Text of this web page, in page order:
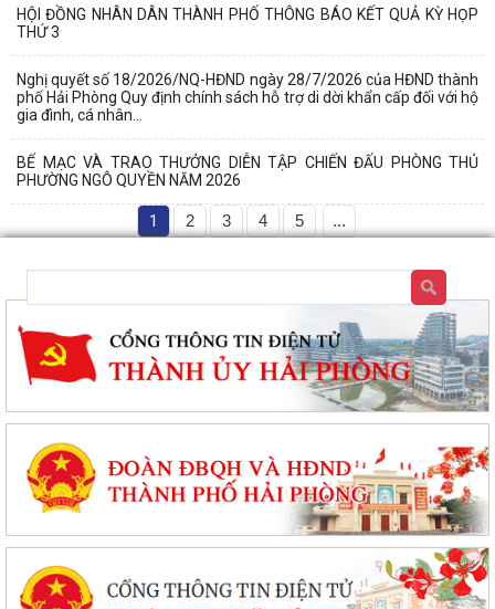
HỘI ĐỒNG NHÂN DÂN THÀNH PHỐ THÔNG BÁO KẾT QUẢ KỲ HỌP
THỨ 3
Nghị quyết số 18/2026/NQ-HĐND ngày 28/7/2026 của HĐND thành
phố Hải Phòng Quy định chính sách hỗ trợ di dời khẩn cấp đối với hộ
gia đình, cá nhân...
BẾ MẠC VÀ TRAO THƯỞNG DIỄN TẬP CHIẾN ĐẤU PHÒNG THỦ
PHƯỜNG NGÔ QUYỀN NĂM 2026
1 2 3 4 5 ...